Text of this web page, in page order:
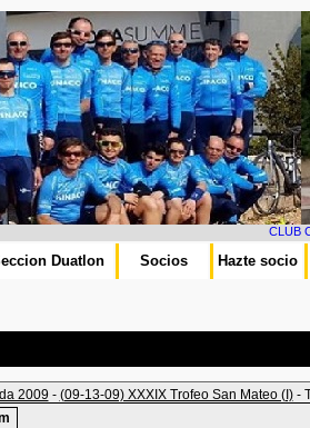
CLUB
Duatlon Socios Hazte socio
2009 - (09-13-09) XXXIX Trofeo San Mateo (I)-